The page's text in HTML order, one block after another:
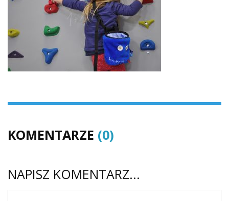
KOMENTARZE (0)
NAPISZ KOMENTARZ...